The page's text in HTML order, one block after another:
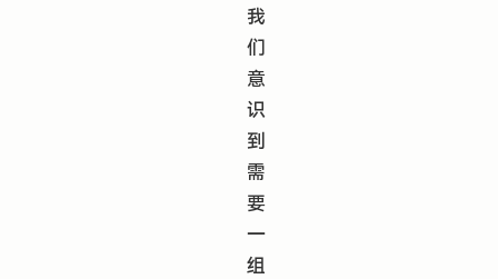
我
们
意
识
到
需
要
一
组